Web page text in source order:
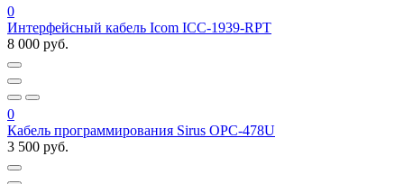
0
Интерфейсный кабель Icom ICC-1939-RPT
8 000 руб.
0
Кабель программирования Sirus OPC-478U
3 500 руб.